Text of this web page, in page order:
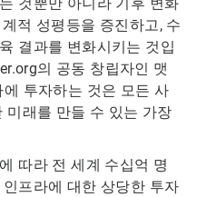
것뿐만 아니라 기후 변화
적 성평등을 증진하고, 수
결과를 변화시키는 것입
의 공동 창립자인 맷
투자하는 것은 모든 사
미래를 만들 수 있는 가장
따라 전 세계 수십억 명
프라에 대한 상당한 투자